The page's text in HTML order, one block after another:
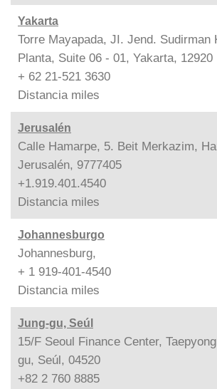
Yakarta
Torre Mayapada, JI. Jend. Sudirman
Planta, Suite 06 - 01, Yakarta, 12920
+ 62 21-521 3630
Distancia miles
Jerusalén
Calle Hamarpe, 5. Beit Merkazim,
Jerusalén, 9777405
+1.919.401.4540
Distancia miles
Johannesburgo
Johannesburg,
+ 1 919-401-4540
Distancia miles
Jung-gu, Seúl
15/F Seoul Finance Center,
gu, Seúl, 04520
+82 2 760 8885